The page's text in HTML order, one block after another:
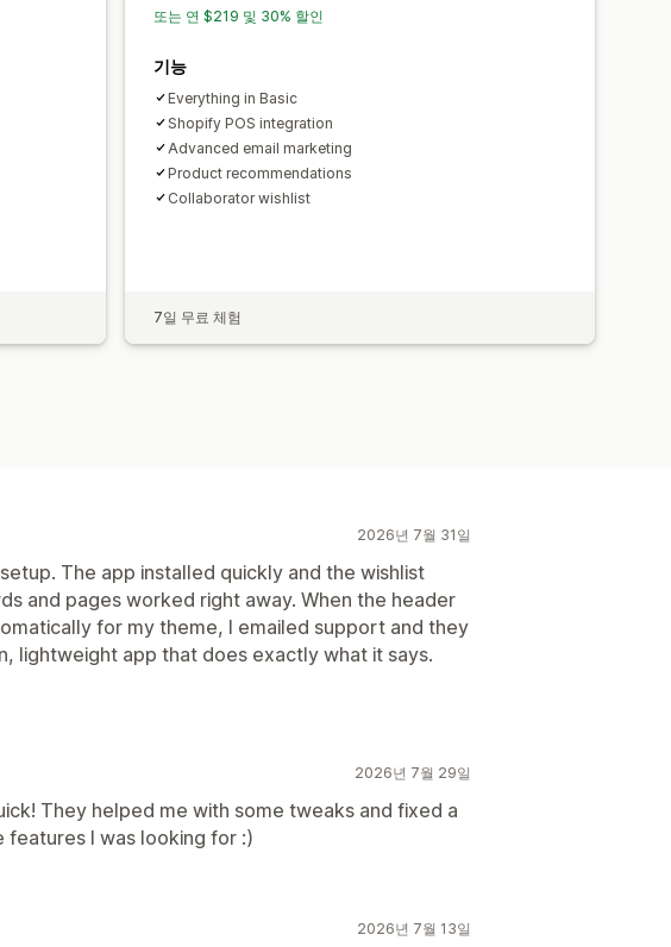
또는 연 $219 및 30% 할인
기능
Everything in Basic
Shopify POS integration
Advanced email marketing
Product recommendations
Collaborator wishlist
7일 무료 체험
2026년 7월 31일
The app installed quickly and the wishlist
and pages worked right away. When the header
for my theme, I emailed support and they
lightweight app that does exactly what it says.
2026년 7월 29일
They helped me with some tweaks and fixed a
features I was looking for :)
2026년 7월 13일